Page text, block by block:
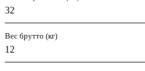
32
Вес брутто (кг)
12